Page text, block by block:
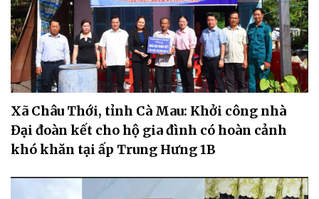
Xã Châu Thới, tỉnh Cà Mau: Khởi công nhà
Đại đoàn kết cho hộ gia đình có hoàn cảnh
khó khăn tại ấp Trung Hưng 1B